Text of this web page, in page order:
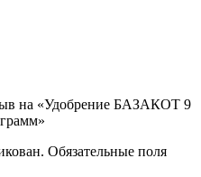
на «Удобрение БАЗАКОТ 9
Обязательные поля